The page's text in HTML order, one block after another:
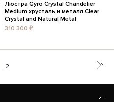
Люстра Gyro Crystal Chandelier
Medium хрусталь и металл Clear
Crystal and Natural Metal
310 300 ₽
2